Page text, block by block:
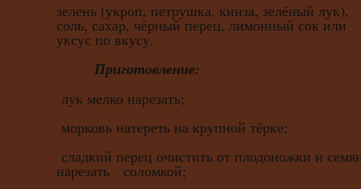
зелень (укроп, петрушка, кинза, зелёный лук),
соль, сахар, чёрный перец, лимонный сок или
уксус по вкусу.
Приготовление:
лук мелко нарезать;
морковь натереть на крупной тёрке;
сладкий перец очистить от плодоножки и
нарезать соломкой;